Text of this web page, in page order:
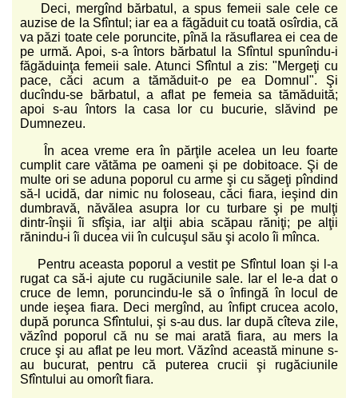
Deci, mergînd bărbatul, a spus femeii sale cele ce
auzise de la Sfîntul; iar ea a făgăduit cu toată osîrdia, că
va păzi toate cele poruncite, pînă la răsuflarea ei cea de
pe urmă. Apoi, s-a întors bărbatul la Sfîntul spunîndu-i
făgăduinţa femeii sale. Atunci Sfîntul a zis: "Mergeţi cu
pace, căci acum a tămăduit-o pe ea Domnul". Şi
ducîndu-se bărbatul, a aflat pe femeia sa tămăduită;
apoi s-au întors la casa lor cu bucurie, slăvind pe
Dumnezeu.
În acea vreme era în părţile acelea un leu foarte
cumplit care vătăma pe oameni şi pe dobitoace. Şi de
multe ori se aduna poporul cu arme şi cu săgeţi pîndind
să-l ucidă, dar nimic nu foloseau, căci fiara, ieşind din
dumbravă, năvălea asupra lor cu turbare şi pe mulţi
dintr-înşii îi sfîşia, iar alţii abia scăpau răniţi; pe alţii
rănindu-i îi ducea vii în culcuşul său şi acolo îi mînca.
Pentru aceasta poporul a vestit pe Sfîntul Ioan şi l-a
rugat ca să-i ajute cu rugăciunile sale. Iar el le-a dat o
cruce de lemn, poruncindu-le să o înfingă în locul de
unde ieşea fiara. Deci mergînd, au înfipt crucea acolo,
după porunca Sfîntului, şi s-au dus. Iar după cîteva zile,
văzînd poporul că nu se mai arată fiara, au mers la
cruce şi au aflat pe leu mort. Văzînd această minune s-
au bucurat, pentru că puterea crucii şi rugăciunile
Sfîntului au omorît fiara.